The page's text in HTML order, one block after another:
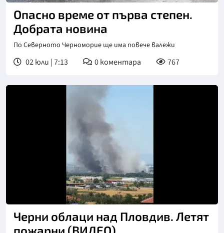
Опасно време от първа степен.
Добрата новина
По Северното Черноморие ще има повече валежи
02 юли | 7:13 0коментара 767
Черни облаци над Пловдив. Летят